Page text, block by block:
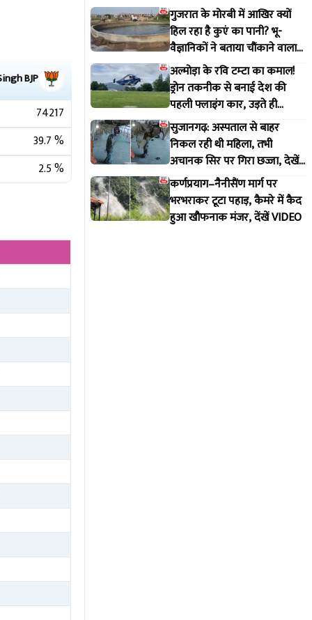
BJP
74217
39.7%
2.5%
गुजरात के मोरबी में आखिर क्यों
हिल रहा है कुएं का पानी? भू-
वैज्ञानिकों ने बताया चौंकाने वाला
सच
अल्मोड़ा के रवि टम्टा का कमाल!
ड्रोन तकनीक से बनाई देश की
पहली फ्लाइंग कार, उड़ते ही
वायरल हुआ वीडियो
सुजानगढ़: अस्पताल से बाहर
निकल रही थी महिला, तभी
अचानक सिर पर गिरा छज्जा, देखें
VIDEO
कर्णप्रयाग–नैनीसैंण मार्ग पर
भरभराकर टूटा पहाड़, कैमरे में कैद
हुआ खौफनाक मंजर, देंखें VIDEO